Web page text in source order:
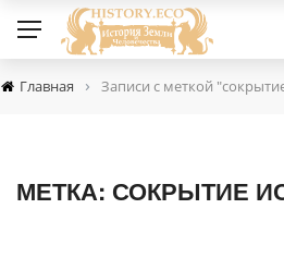
Главная › Записи с меткой
МЕТКА: СОКРЫТИЕ